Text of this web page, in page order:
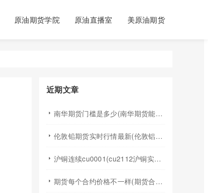
原油期货学院 原油直播室 美原油期货
近期文章
南华期货门槛是多少(南华期货能做国际期货吗)
伦敦铅期货实时行情最新(伦敦铝锡期货实时行情)
沪铜连续cu0001(cu2112沪铜实时行情)
期货每个合约价格不一样(期货合约之间的价格差)